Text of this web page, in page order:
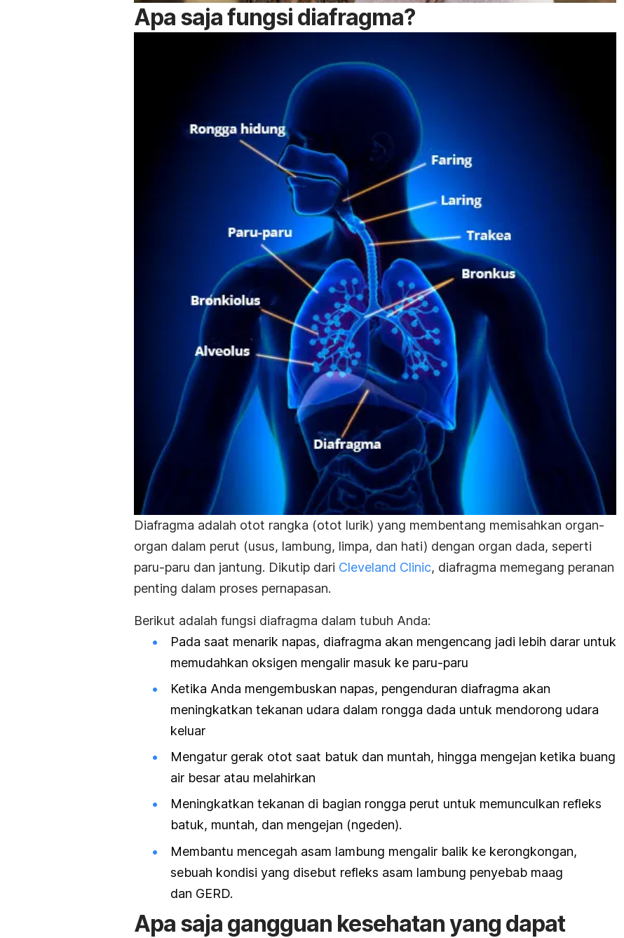
Apa saja fungsi diafragma?
Diafragma adalah otot rangka (otot lurik) yang membentang memisahkan organ-
organ dalam perut (usus, lambung, limpa, dan hati) dengan organ dada, seperti
paru-paru dan jantung. Dikutip dari Cleveland Clinic, diafragma memegang peranan
penting dalam proses pernapasan.
Berikut adalah fungsi diafragma dalam tubuh Anda:
Pada saat menarik napas, diafragma akan mengencang jadi lebih darar untuk
memudahkan oksigen mengalir masuk ke paru-paru
Ketika Anda mengembuskan napas, pengenduran diafragma akan
meningkatkan tekanan udara dalam rongga dada untuk mendorong udara
keluar
Mengatur gerak otot saat batuk dan muntah, hingga mengejan ketika buang
air besar atau melahirkan
Meningkatkan tekanan di bagian rongga perut untuk memunculkan refleks
batuk, muntah, dan mengejan (ngeden).
Membantu mencegah asam lambung mengalir balik ke kerongkongan,
sebuah kondisi yang disebut refleks asam lambung penyebab maag
dan GERD.
Apa saja gangguan kesehatan yang dapat